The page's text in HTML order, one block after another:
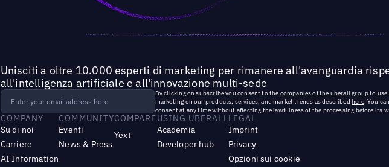
Unisciti a oltre 10.000 esperti di marketing per rimanere all'avanguardia
all'intelligenza artificiale e all'innovazione multi-sede
By clicking on subscribe you consent to the companies of the uberall groupto use
marketing on our products, services, and market trends as described here. You
consent at any time without affecting the lawfulness of the processing before its
COMPANY
Su di noi
Carriere
AI Information
COMMUNITY
Eventi
News & Press
COMPARE
Yext
USING UBERALL
Academia
Developer hub
LEGAL
Imprint
Privacy
Opzioni sui cookie